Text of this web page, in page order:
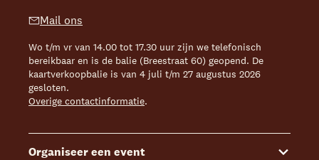
Mail ons
Wo t/m vr van 14.00 tot 17.30 uur zijn we telefonisch
bereikbaar en is de balie (Breestraat 60) geopend. De
kaartverkoopbalie is van 4 juli t/m 27 augustus 2026
gesloten.
Overige contactinformatie.
Organiseer een event